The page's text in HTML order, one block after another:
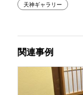
天神ギャラリー
関連事例